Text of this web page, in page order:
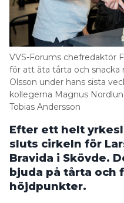
Om tidningen
Kontakt
Information om GDPR
Search for:
VVS-Forums chefredaktör
för att äta tårta och snacka
Olsson under hans sista
kollegerna Magnus
Tobias Andersson
Efter ett helt
sluts cirkeln för
Bravida i Skövde.
bjuda på tårta och
höjdpunkter.